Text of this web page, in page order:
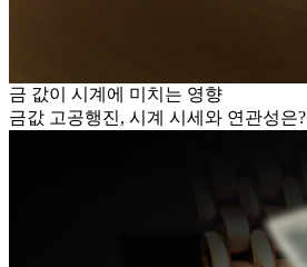
금 값이 시계에 미치는 영향
금값 고공행진, 시계 시세와 연관성은?